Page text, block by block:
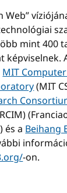
Web”
mint 400
képviselnek.
MIT
(MIT
és aBeihang
-on.